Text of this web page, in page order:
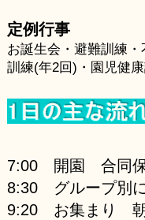
定例行事
お誕生会・避難訓練
訓練(年2回)・園児健
7:00 開園 合同
8:30 グループ別
9:20 お集まり